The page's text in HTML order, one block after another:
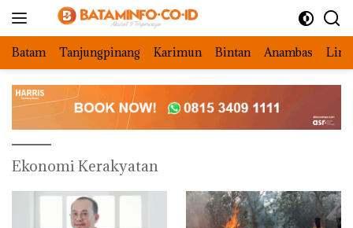
Batam Tanjungpinang Karimun Bintan Anambas
Ekonomi Kerakyatan